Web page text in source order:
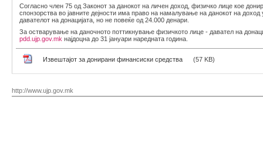
Согласно член 75 од Законот за данокот на личен доход, физичко лице кое
спонзорства во јавните дејности има право на намалување на данокот на
давателот на донацијата, но не повеќе од 24.000 денари.
За остварување на даночното поттикнување физичкото лице - давател на
pdd.ujp.gov.mk најдоцна до 31 јануари наредната година.
Извештајот за донирани финансиски средства (57 KB)
http://www.ujp.gov.mk